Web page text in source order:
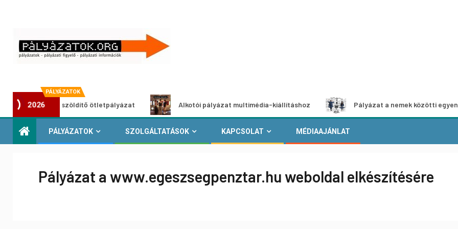
PÁLYÁZATOK
2026
Városzöldítő ötletpályázat Alkotói pályázat multimédia-kiállításhoz Pályázat a nemek közötti egyenlőség
PÁLYÁZATOK SZOLGÁLTATÁSOK KAPCSOLAT MÉDIAAJÁNLAT
Pályázat a www.egeszsegpenztar.hu weboldal elkészítésére